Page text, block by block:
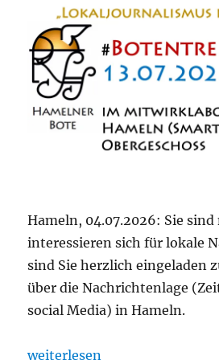
dem
zum
ISEK-
Stadt
Hameln
am
Hameln, 04.07.2026: Sie
interessieren sich für lokale
sind Sie herzlich eingeladen
über die Nachrichtenlage
social Media) in Hameln.
„Einladung #Botentreffen in
weiterlesen